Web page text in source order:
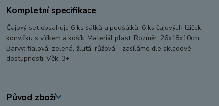
Kompletní specifikace
Čajový set obsahuje 6 ks šálků a podšálků, 6 ks čajových lžiček,
konvičku s víčkem a košík. Materiál plast. Rozměr: 26x18x10cm.
Barvy: fialová, zelená, žlutá, růžová - zasíláme dle skladové
dostupnosti. Věk: 3+
Původ zboží